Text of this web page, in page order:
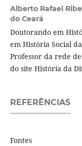
Alberto Rafael
do Ceará
Doutorando em
em História Social
Professor da rede
do site História da
REFERÊNCIAS
Fontes